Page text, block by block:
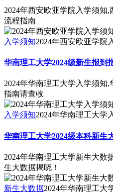
2024年西安欧亚学院入学须知,
流程指南
入学须知2024年西安欧亚学院
华南理工大学2024级新生报到
2024年华南理工大学入学须知,
指南请查收
入学须知2024年华南理工大学
华南理工大学2024级本科新生
2024年华南理工大学新生大数
生大数据揭晓！
新生大数据2024年华南理工大